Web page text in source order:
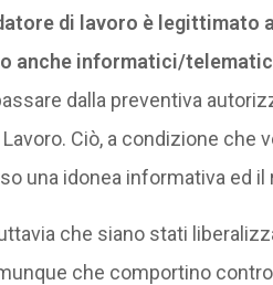
di lavoro è legittimato
anche informatici/
dalla preventiva
Ciò, a condizione che
una idonea informativa ed
che siano stati
che comportino